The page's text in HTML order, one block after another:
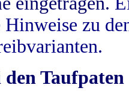
zu
Taufpaten